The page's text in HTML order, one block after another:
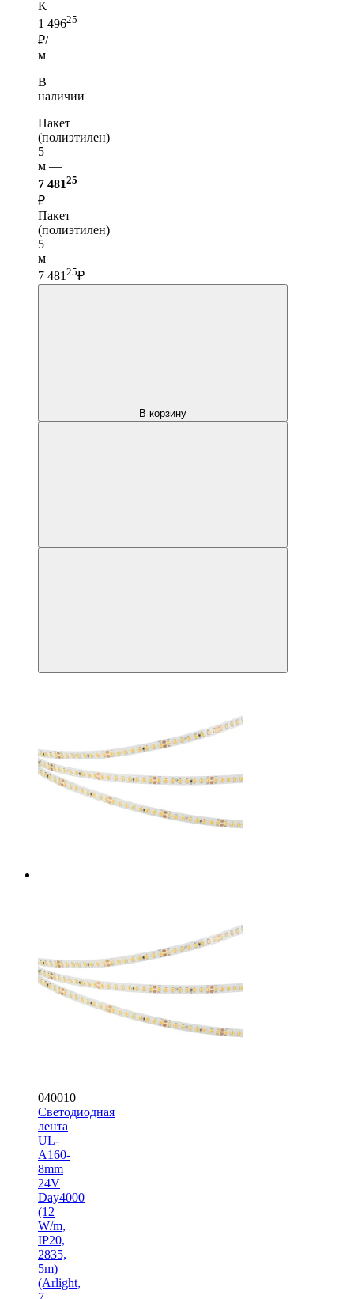
K
1 49625
₽/
м
В
наличии
Пакет
(полиэтилен)
5
м —
7 48125
₽
Пакет
(полиэтилен)
5
м
7 481 25₽
В корзину
040010
Светодиодная
лента
UL-
A160-
8mm
24V
Day4000
(12
W/m,
IP20,
2835,
5m)
(Arlight,